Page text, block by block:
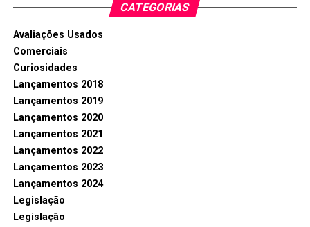
CATEGORIAS
Avaliações Usados
Comerciais
Curiosidades
Lançamentos 2018
Lançamentos 2019
Lançamentos 2020
Lançamentos 2021
Lançamentos 2022
Lançamentos 2023
Lançamentos 2024
Legislação
Legislação